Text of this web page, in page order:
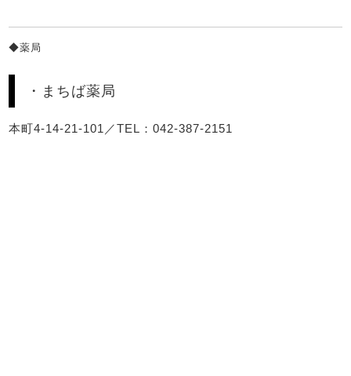
◆薬局
・まちば薬局
本町4-14-21-101／TEL：042-387-2151